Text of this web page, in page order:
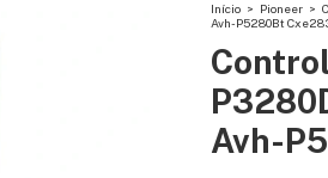
Início > Pioneer >
Avh-P5280Bt
Avh-